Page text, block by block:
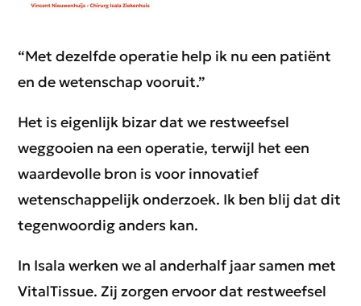
“Met dezelfde operatie help ik nu een patiënt
en de wetenschap vooruit.”
Het is eigenlijk bizar dat we restweefsel
weggooien na een operatie, terwijl het een
waardevolle bron is voor innovatief
wetenschappelijk onderzoek. Ik ben blij dat dit
tegenwoordig anders kan.
In Isala werken we al anderhalf jaar samen met
VitalTissue. Zij zorgen ervoor dat restweefsel